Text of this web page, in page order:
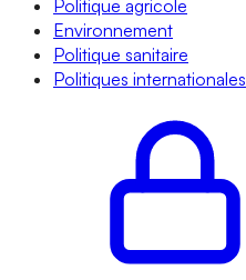
Politique agricole
Environnement
Politique sanitaire
Politiques internationales